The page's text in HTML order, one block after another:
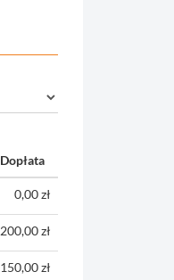
Dopłata
0,00 zł
200,00 zł
150,00 zł